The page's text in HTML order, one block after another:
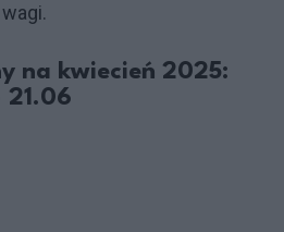
na kwiecień 2025:
21.06